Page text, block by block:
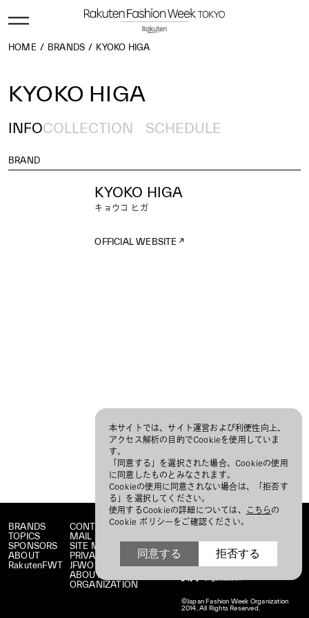
HOME BRANDS KYOKO HIGA
KYOKO HIGA
INFOCOLLECTION SCHEDULE
BRAND
KYOKO HIGA
キョウコ ヒガ
OFFICIAL WEBSITE
BRANDS
TOPICS
SPONSORS
ABOUT
RakutenFWT
CONTACT
MAIL MAGAZINE
SITE MAP
PRIVACY POLICY
JFWO LINK
ABOUT JFW
ORGANIZATION
©Japan Fashion Week Organization
2014, All Rights Reserved.
本サイトでは、サイト運営および利便性向上、
アクセス解析の目的でCookieを使用していま
す。
「同意する」を選択された場合、Cookieの使用
に同意したものとみなされます。
Cookieの使用に同意されない場合は、「拒否す
る」を選択してください。
使用するCookieの詳細については、
こちらの
Cookie ポリシーをご確認ください。
同意する 拒否する